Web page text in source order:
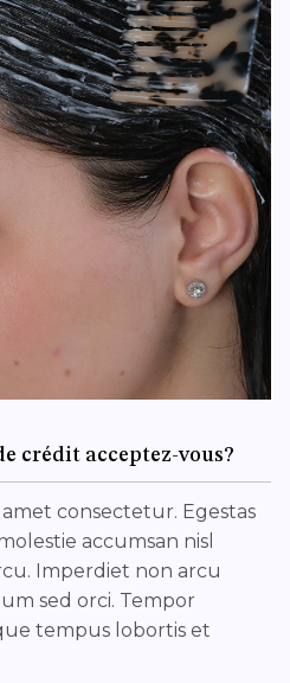
crédit acceptez-vous?
consectetur. Egestas
accumsan nisl
Imperdiet non arcu
sed orci. Tempor
tempus lobortis et